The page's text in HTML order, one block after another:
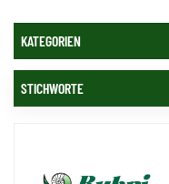
KATEGORIEN
STICHWORTE